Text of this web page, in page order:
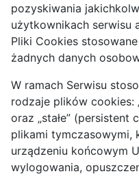
pozyskiwania
użytkownikach serwisu
Pliki Cookies
żadnych danych
W ramach Serwisu
rodzaje plików cookies:
oraz „stałe” (persistent
plikami tymczasowymi,
urządzeniu końcowym
wylogowania,